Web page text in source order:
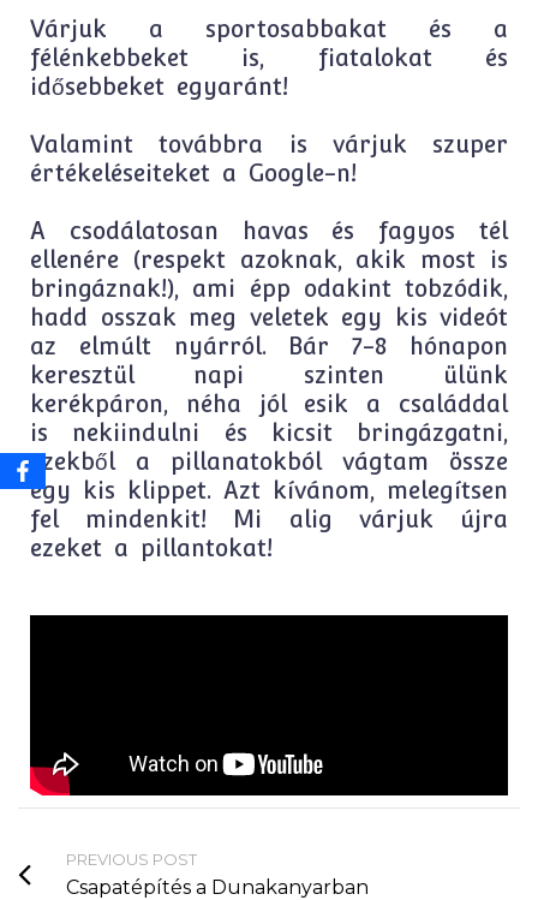
Várjuk a sportosabbakat és a
félénkebbeket is, fiatalokat és
idősebbeket egyaránt!
Valamint továbbra is várjuk szuper
értékeléseiteket a Google-n!
A csodálatosan havas és fagyos tél
ellenére (respekt azoknak, akik most is
bringáznak!), ami épp odakint tobzódik,
hadd osszak meg veletek egy kis videót
az elmúlt nyárról. Bár 7-8 hónapon
keresztül napi szinten ülünk
kerékpáron, néha jól esik a családdal
is nekiindulni és kicsit bringázgatni,
ezekből a pillanatokból vágtam össze
egy kis klippet. Azt kívánom, melegítsen
fel mindenkit! Mi alig várjuk újra
ezeket a pillantokat!
PREVIOUS POST
Csapatépítés a Dunakanyarban